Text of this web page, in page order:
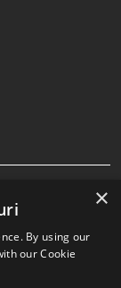
×
By using our
our Cookie